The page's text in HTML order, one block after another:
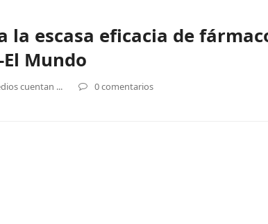
la escasa eficacia de
Mundo
cuentan ... 0 comentarios